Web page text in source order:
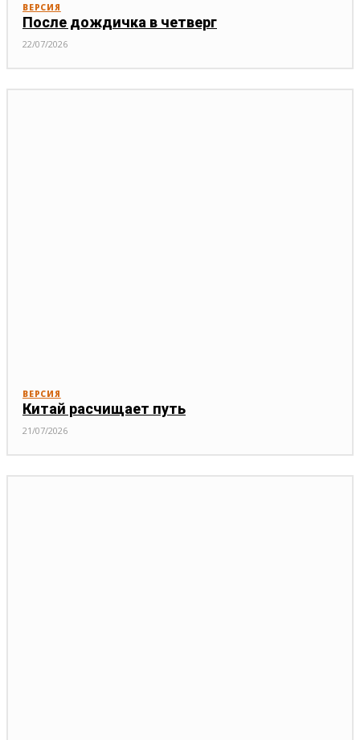
ВЕРСИЯ
После дождичка в четверг
22/07/2026
ВЕРСИЯ
Китай расчищает путь
21/07/2026